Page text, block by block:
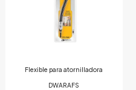
Flexible para atornilladora
DWARAFS